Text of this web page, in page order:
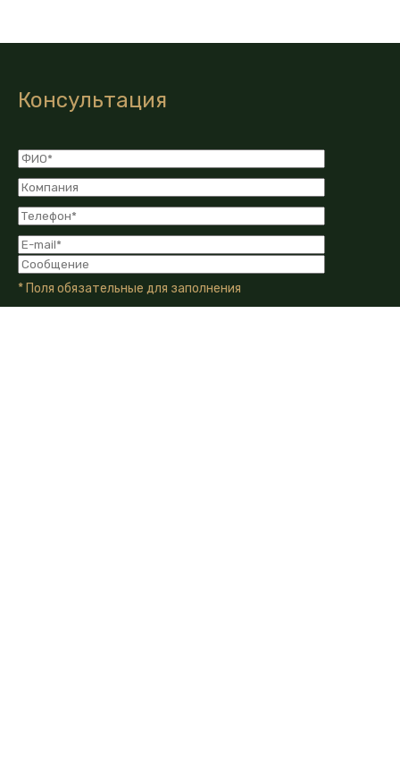
Консультация
* Поля обязательные для заполнения